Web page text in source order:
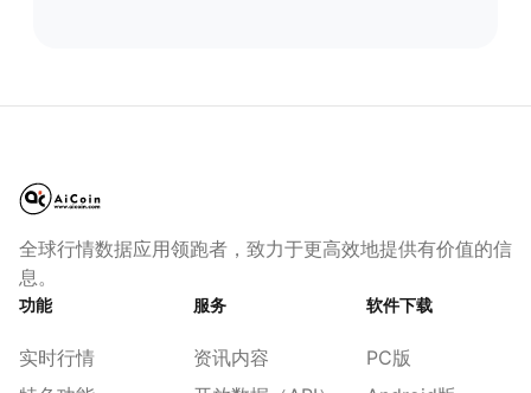
全球行情数据应用领跑者，致力于更高效地提供有价值的信
息。
功能
实时行情
服务
资讯内容
软件下载
PC版